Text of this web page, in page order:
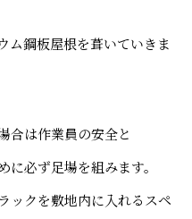
ム鋼板屋根を葺いていきま
合は作業員の安全と
必ず足場を組みます。
ックを敷地内に入れるスペ